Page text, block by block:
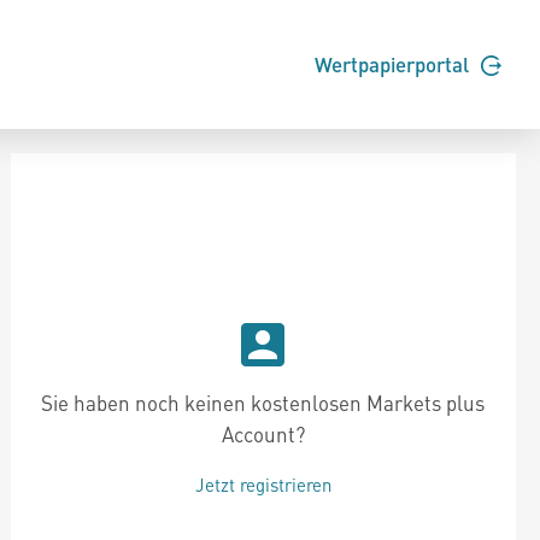
Wertpapierportal
Sie haben noch keinen kostenlosen Markets plus
Account?
Jetzt registrieren